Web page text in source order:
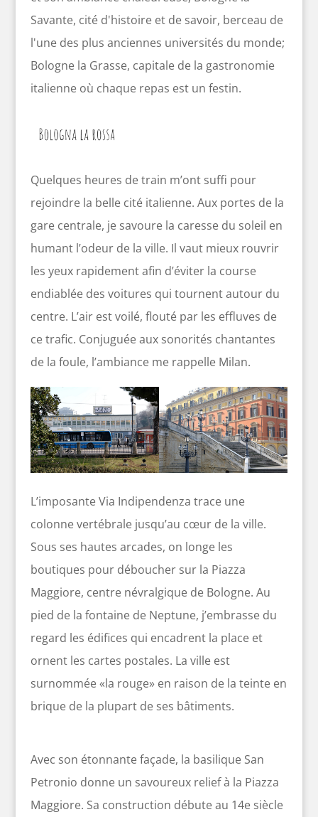
Savante, cité d'histoire et de savoir, berceau de
l'une des plus anciennes universités du monde;
Bologne la Grasse, capitale de la gastronomie
italienne où chaque repas est un festin.
Quelques heures de train m’ont suffi pour
rejoindre la belle cité italienne. Aux portes de la
gare centrale, je savoure la caresse du soleil en
humant l’odeur de la ville. Il vaut mieux rouvrir
les yeux rapidement afin d’éviter la course
endiablée des voitures qui tournent autour du
centre. L’air est voilé, flouté par les effluves de
ce trafic. Conjuguée aux sonorités chantantes
de la foule, l’ambiance me rappelle Milan.
L’imposante Via Indipendenza trace une
colonne vertébrale jusqu’au cœur de la ville.
Sous ses hautes arcades, on longe les
boutiques pour déboucher sur la Piazza
Maggiore, centre névralgique de Bologne. Au
pied de la fontaine de Neptune, j’embrasse du
regard les édifices qui encadrent la place et
ornent les cartes postales. La ville est
surnommée «la rouge» en raison de la teinte en
brique de la plupart de ses bâtiments.
Avec son étonnante façade, la basilique San
Petronio donne un savoureux relief à la Piazza
Maggiore. Sa construction débute au 14e siècle